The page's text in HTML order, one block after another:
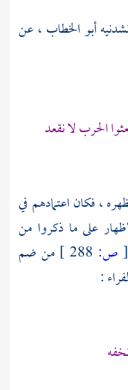
أبو الخطاب ،عن
الحرب لا نقعد
، فكان اعتمادهم في
على ما ذكروا من
[ ص:
من ضم
: